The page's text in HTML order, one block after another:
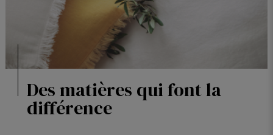
Des matières qui font la
différence